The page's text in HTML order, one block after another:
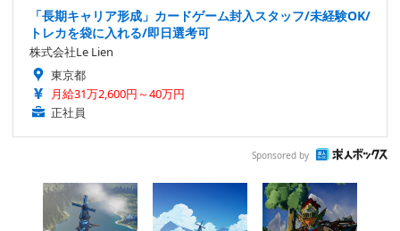
「長期キャリア形成」カードゲーム封入スタッフ/未経験OK/
トレカを袋に入れる/即日選考可
株式会社Le Lien
東京都
月給31万2,600円～40万円
正社員
Sponsored by